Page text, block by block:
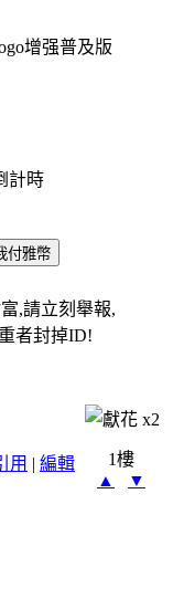
增强普及版
計時
,請立刻舉報,
者封掉ID!
x2
用 | 編輯
1樓
▲
▼